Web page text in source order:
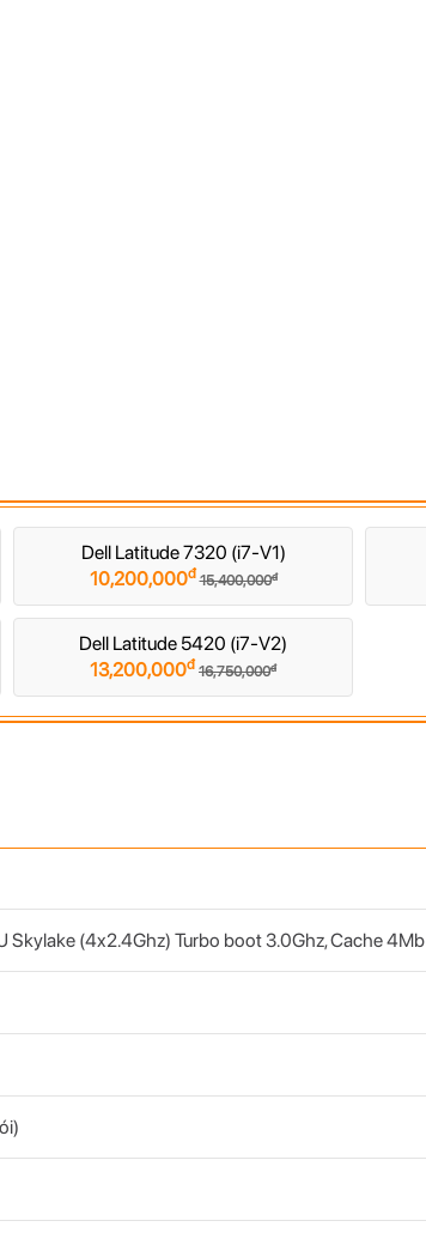
Dell Latitude 7320 (i7-V1)
10,200,000đ 15,400,000đ
Dell Latitude 5420 (i7-V2)
13,200,000đ 16,750,000đ
(4x2.4Ghz) Turbo boot 3.0Ghz, Cache 4Mb